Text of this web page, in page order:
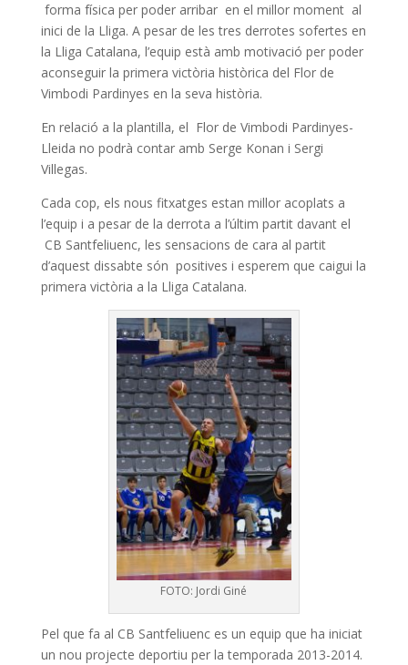
forma física per poder arribar en el millor moment al
inici de la Lliga. A pesar de les tres derrotes sofertes en
la Lliga Catalana, l’equip està amb motivació per poder
aconseguir la primera victòria històrica del Flor de
Vimbodi Pardinyes en la seva història.
En relació a la plantilla, el Flor de Vimbodi Pardinyes-
Lleida no podrà contar amb Serge Konan i Sergi
Villegas.
Cada cop, els nous fitxatges estan millor acoplats a
l’equip i a pesar de la derrota a l’últim partit davant el
CB Santfeliuenc, les sensacions de cara al partit
d’aquest dissabte són positives i esperem que caigui la
primera victòria a la Lliga Catalana.
FOTO: Jordi Giné
Pel que fa al CB Santfeliuenc es un equip que ha iniciat
un nou projecte deportiu per la temporada 2013-2014.